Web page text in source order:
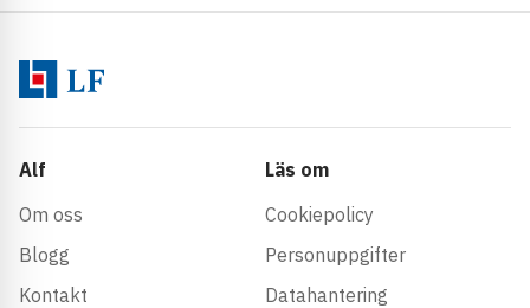
Alf
Om oss
Blogg
Kontakt
Läs om
Cookiepolicy
Personuppgifter
Datahantering